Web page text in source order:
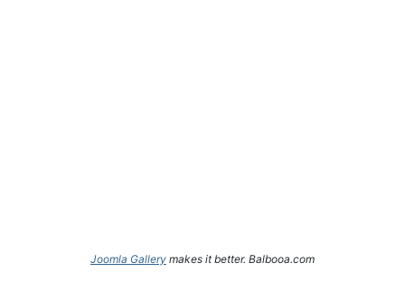
Joomla Gallery makes it better. Balbooa.com